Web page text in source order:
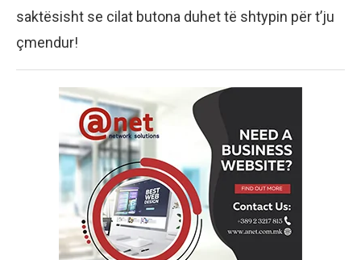
saktësisht se cilat butona duhet të shtypin për t’ju
çmendur!